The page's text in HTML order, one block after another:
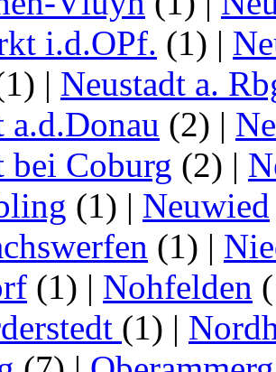
i.d.OPf. (1) |
| Neustadt a.
a.d.Donau (2) |
bei Coburg (2) |
(1) | Neuwied
(1) |
(1) | Nohfelden
(1) |